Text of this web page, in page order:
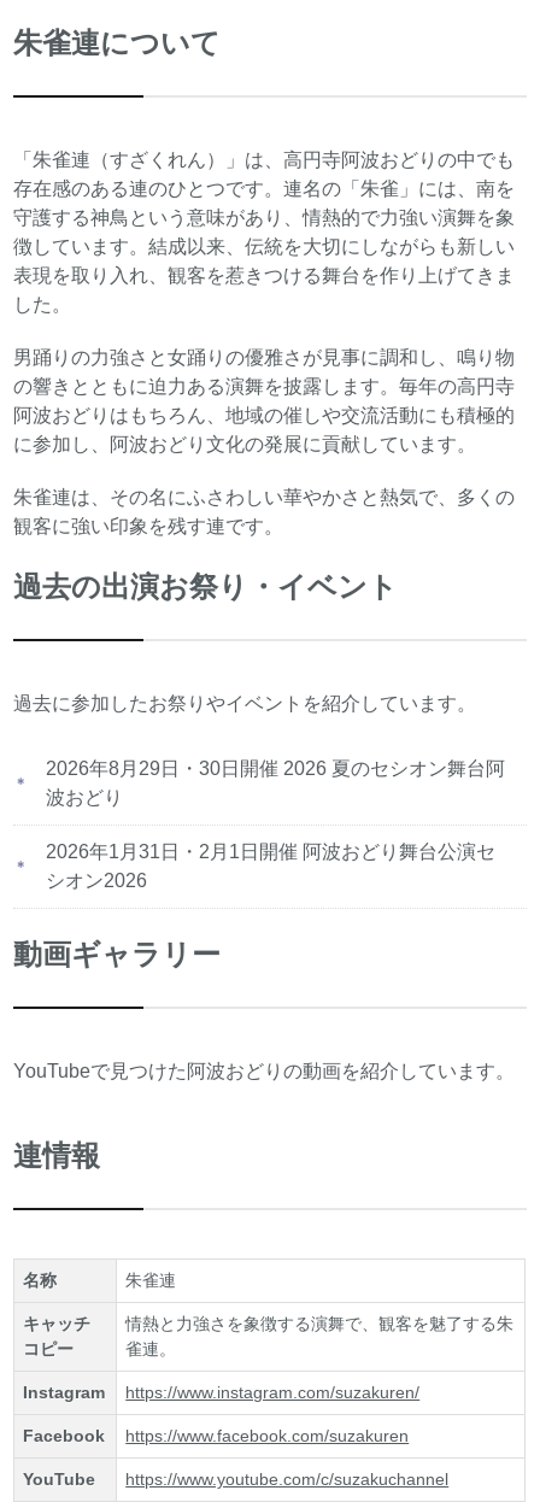
朱雀連について
「朱雀連（すざくれん）」は、高円寺阿波おどりの中でも
存在感のある連のひとつです。連名の「朱雀」には、南を
守護する神鳥という意味があり、情熱的で力強い演舞を象
徴しています。結成以来、伝統を大切にしながらも新しい
表現を取り入れ、観客を惹きつける舞台を作り上げてきま
した。
男踊りの力強さと女踊りの優雅さが見事に調和し、鳴り物
の響きとともに迫力ある演舞を披露します。毎年の高円寺
阿波おどりはもちろん、地域の催しや交流活動にも積極的
に参加し、阿波おどり文化の発展に貢献しています。
朱雀連は、その名にふさわしい華やかさと熱気で、多くの
観客に強い印象を残す連です。
過去の出演お祭り・イベント
過去に参加したお祭りやイベントを紹介しています。
2026年8月29日・30日開催 2026 夏のセシオン舞台阿
波おどり
2026年1月31日・2月1日開催 阿波おどり舞台公演セ
シオン2026
動画ギャラリー
YouTubeで見つけた阿波おどりの動画を紹介しています。
連情報
名称 朱雀連
キャッチ
コピー
情熱と力強さを象徴する演舞で、観客を魅了する朱
雀連。
Instagram https://www.instagram.com/suzakuren/
Facebook https://www.facebook.com/suzakuren
YouTube https://www.youtube.com/c/suzakuchannel